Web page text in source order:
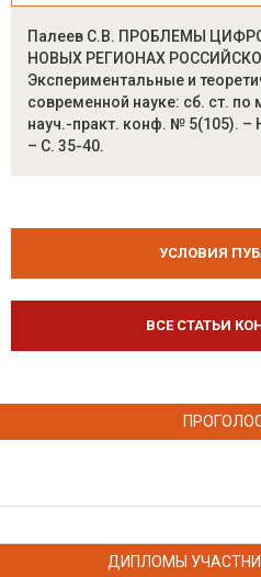
Палеев С.В. ПРОБЛЕМЫ
НОВЫХ РЕГИОНАХ
Экспериментальные и
современной науке: сб. ст. по
науч.-практ. конф. № 5(105). –
– С. 35-40.
УСЛОВИЯ
ВСЕ СТАТЬИ
ДИПЛОМЫ